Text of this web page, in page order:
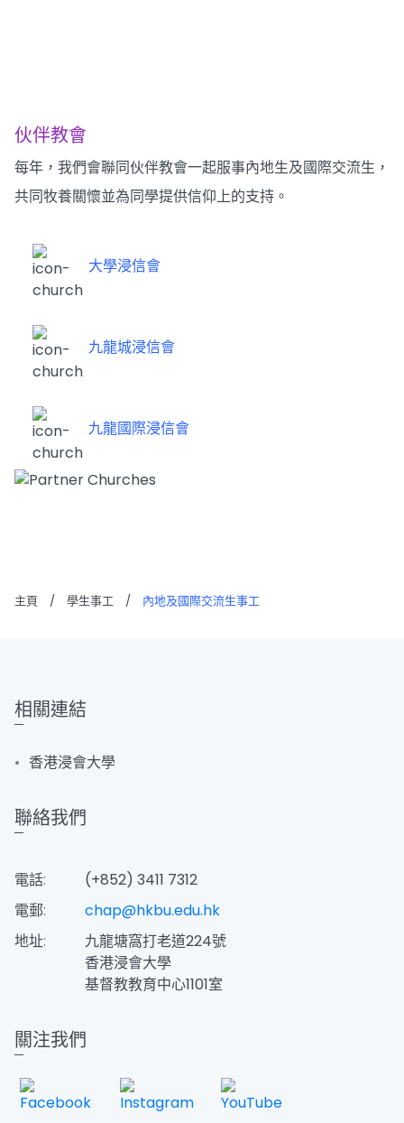
伙伴教會
每年，我們會聯同伙伴教會一起服事內地生及國際交流生，
共同牧養關懷並為同學提供信仰上的支持。
大學浸信會
九龍城浸信會
九龍國際浸信會
主頁 / 學生事工 / 內地及國際交流生事工
相關連結
香港浸會大學
聯絡我們
電話:
(+852) 3411 7312
電郵:
chap@hkbu.edu.hk
地址:
九龍塘窩打老道224號
香港浸會大學
​基督教教育中心1101室
關注我們